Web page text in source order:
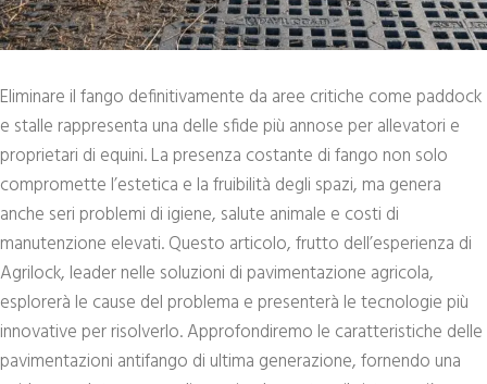
Eliminare il fango definitivamente da aree critiche come paddock
e stalle rappresenta una delle sfide più annose per allevatori e
proprietari di equini. La presenza costante di fango non solo
compromette l’estetica e la fruibilità degli spazi, ma genera
anche seri problemi di igiene, salute animale e costi di
manutenzione elevati. Questo articolo, frutto dell’esperienza di
Agrilock, leader nelle soluzioni di pavimentazione agricola,
esplorerà le cause del problema e presenterà le tecnologie più
innovative per risolverlo. Approfondiremo le caratteristiche delle
pavimentazioni antifango di ultima generazione, fornendo una